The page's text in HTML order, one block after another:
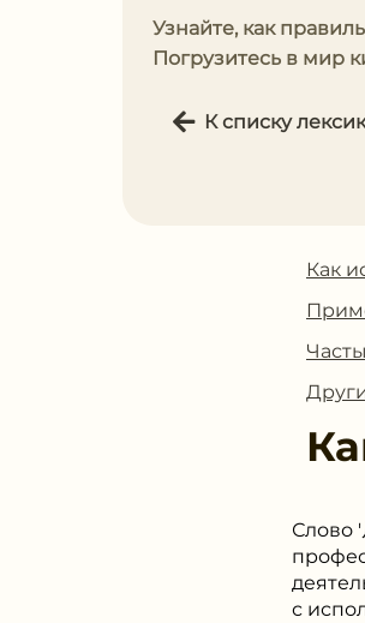
Узнайте, как
Погрузитесь в мир
К списку
Как
Слово
с